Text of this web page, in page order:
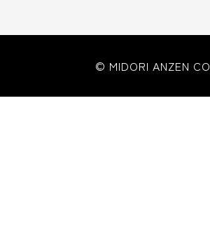
© MIDORI ANZEN